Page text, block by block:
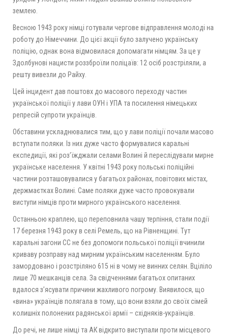
землею.
Весною 1943 року німці готували чергове відправлення молоді на
роботу до Німеччини. До цієї акції було залучено українську
поліцію, однак вона відмовилася допомагати німцям. За це у
Здолбунові нацисти роззброїли поліцаїв: 12 осіб розстріляли, а
решту вивезли до Райху.
Цей інцидент дав поштовх до масового переходу частин
української поліції у лави ОУН і УПА та посилення німецьких
репресій супроти українців.
Обставини ускладнювалися тим, що у лави поліції почали масово
вступати поляки. Із них дуже часто формувалися каральні
експедиції, які роз’їжджали селами Волині й переслідували мирне
українське населення. У квітні 1943 року польські поліційні
частини розташовувалися у багатьох районах, повітових містах,
держмаєтках Волині. Саме поляки дуже часто провокували
виступи німців проти мирного українського населення.
Останньою краплею, що переповнила чашу терпіння, стали події
17 березня 1943 року в селі Ремель, що на Рівненщині. Тут
каральні загони СС не без допомоги польської поліції вчинили
криваву розправу над мирним українським населенням. Було
замордовано і розстріляно 615 ні в чому не винних селян. Вціліло
лише 70 мешканців села. За свідченнями багатьох опитаних
вдалося з’ясувати причини жахливого погрому. Виявилося, що
«вина» українців полягала в тому, що вони взяли до своїх сімей
колишніх полонених радянської армії – східняків-українців.
До речі, не лише німці та АК відкрито виступали проти місцевого